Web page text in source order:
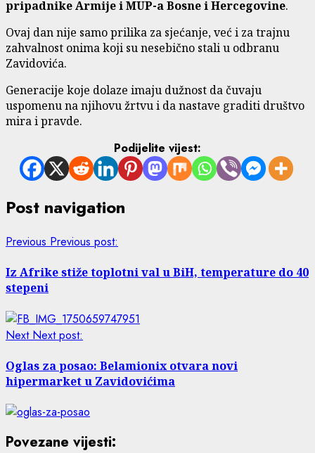
pripadnike Armije i MUP-a Bosne i Hercegovine.
Ovaj dan nije samo prilika za sjećanje, već i za trajnu
zahvalnost onima koji su nesebično stali u odbranu
Zavidovića.
Generacije koje dolaze imaju dužnost da čuvaju
uspomenu na njihovu žrtvu i da nastave graditi društvo
mira i pravde.
Podijelite vijest:
Post navigation
Previous Previous post:
Iz Afrike stiže toplotni val u BiH, temperature do 40
stepeni
Next Next post:
Oglas za posao: Belamionix otvara novi
hipermarket u Zavidovićima
Povezane vijesti: